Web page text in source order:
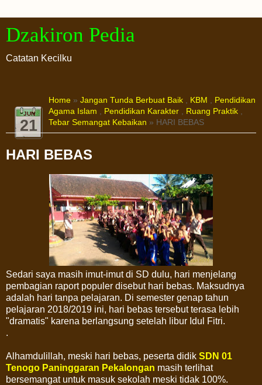
Dzakiron Pedia
Catatan Kecilku
JUN
21
Home » Jangan Tunda Berbuat Baik , KBM , Pendidikan
Agama Islam , Pendidikan Karakter , Ruang Praktik ,
Tebar Semangat Kebaikan » HARI BEBAS
HARI BEBAS
Sedari saya masih imut-imut di SD dulu, hari menjelang
pembagian raport populer disebut hari bebas. Maksudnya
adalah hari tanpa pelajaran. Di semester genap tahun
pelajaran 2018/2019 ini, hari bebas tersebut terasa lebih
"dramatis" karena berlangsung setelah libur Idul Fitri.
.
Alhamdulillah, meski hari bebas, peserta didik SDN 01
Tenogo Paninggaran Pekalongan masih terlihat
bersemangat untuk masuk sekolah meski tidak 100%.